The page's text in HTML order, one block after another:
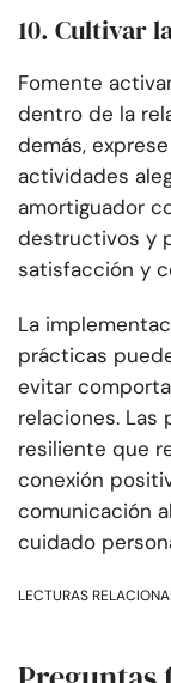
10. Cultivar
Fomente
dentro de la
demás,
actividades
amortiguador
destructivos y
satisfacción y
La
prácticas
evitar
relaciones. Las
resiliente que
conexión
comunicación
cuidado
LECTURAS